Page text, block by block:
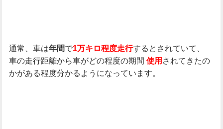
通常、車は年間で1万キロ程度走行するとされていて、
車の走行距離から車がどの程度の期間 使用 されてきたの
かがある程度分かるようになっています。